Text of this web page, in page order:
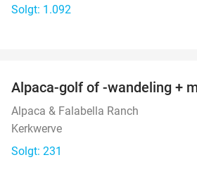
Solgt: 1.092
Alpaca-golf of -wandeling +
Alpaca & Falabella Ranch
Kerkwerve
Solgt: 231